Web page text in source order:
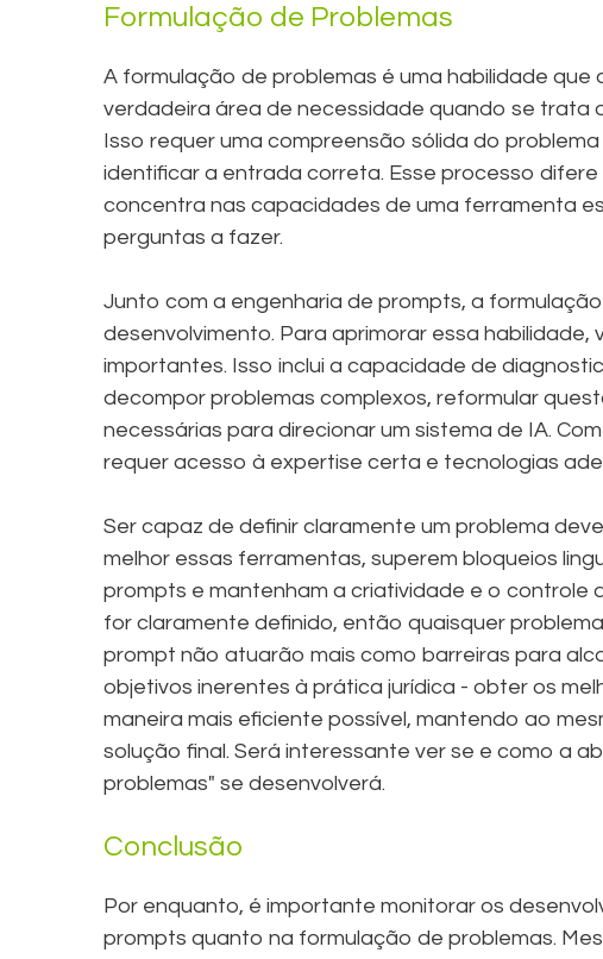
Formulação de Problemas
A formulação de problemas é uma habilidade que
verdadeira área de necessidade quando se trata
Isso requer uma compreensão sólida do
identificar a entrada correta. Esse processo
concentra nas capacidades de uma ferramenta
perguntas a fazer.
Junto com a engenharia de prompts, a
desenvolvimento. Para aprimorar essa
importantes. Isso inclui a capacidade de
decompor problemas complexos, reformular
necessárias para direcionar um sistema de IA.
requer acesso à expertise certa e tecnologias
Ser capaz de definir claramente um problema
melhor essas ferramentas, superem bloqueios
prompts e mantenham a criatividade e o controle
for claramente definido, então quaisquer
prompt não atuarão mais como barreiras para
objetivos inerentes à prática jurídica - obter os
maneira mais eficiente possível, mantendo ao
solução final. Será interessante ver se e como a
problemas" se desenvolverá.
Conclusão
Por enquanto, é importante monitorar os
prompts quanto na formulação de problemas.